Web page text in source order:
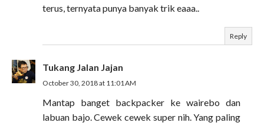
terus, ternyata punya banyak trik eaaa..
Reply
Tukang Jalan Jajan
October 30, 2018 at 11:01 AM
Mantap banget backpacker ke wairebo dan
labuan bajo. Cewek cewek super nih. Yang paling